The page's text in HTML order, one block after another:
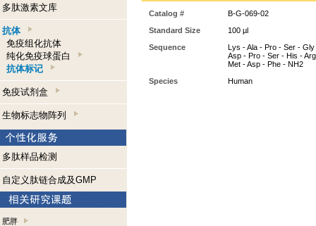
多肽激素文库
抗体
免疫组化抗体
纯化免疫球蛋白
抗体标记
免疫试剂盒
生物标志物阵列
多肽样品检测
自定义肽链合成及GMP
肥胖
Catalog #
B-G-069-02
Standard Size
100 µl
Sequence
Lys - Ala - Pro - Ser -
Asp - Pro - Ser - His -
Met - Asp - Phe - NH2
Species
Human